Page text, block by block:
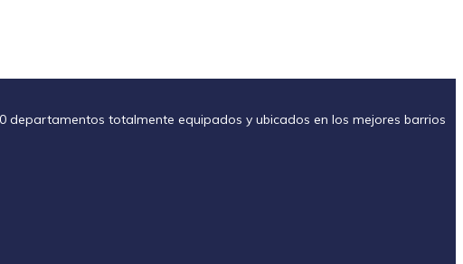
departamentos totalmente equipados y ubicados en los mejores barrios